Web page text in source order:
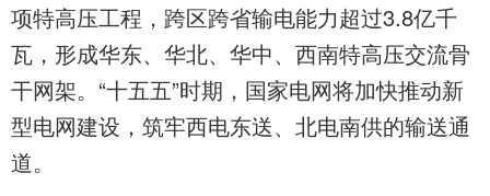
项特高压工程，跨区跨省输电能力超过3.8亿千
瓦，形成华东、华北、华中、西南特高压交流骨
干网架。“十五五”时期，国家电网将加快推动新
型电网建设，筑牢西电东送、北电南供的输送通
道。